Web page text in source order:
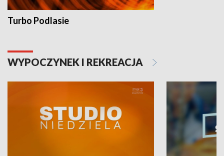
Turbo Podlasie
WYPOCZYNEK I REKREACJA